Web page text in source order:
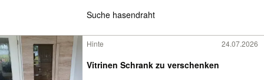
Suche hasendraht
Hinte 24.07.2026
Vitrinen Schrank zu verschenken